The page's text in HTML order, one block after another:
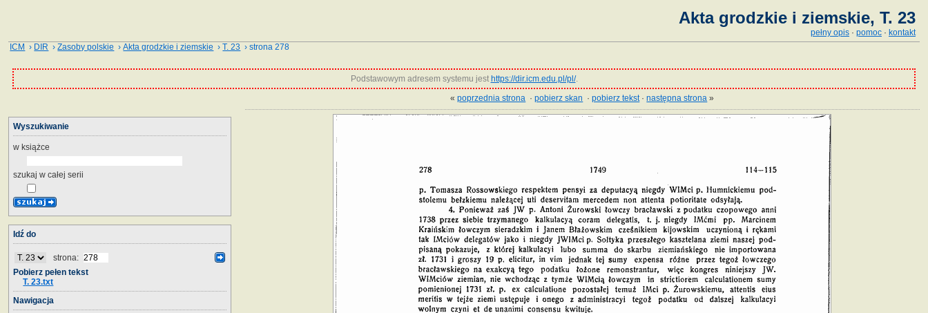
Akta grodzkie i ziemskie, T. 23
pełny opis · pomoc · kontakt
ICM › DIR ›Zasoby polskie ›Akta grodzkie i ziemskie ›T. 23 › strona 278
Podstawowym adresem systemu jest https://dir.icm.edu.pl/pl/.
«poprzednia strona ·pobierz skan ·pobierz tekst·następna strona »
Wyszukiwanie
w książce
szukaj w całej serii
Idź do
strona:
Pobierz pełen tekst
T. 23.txt
Nawigacja